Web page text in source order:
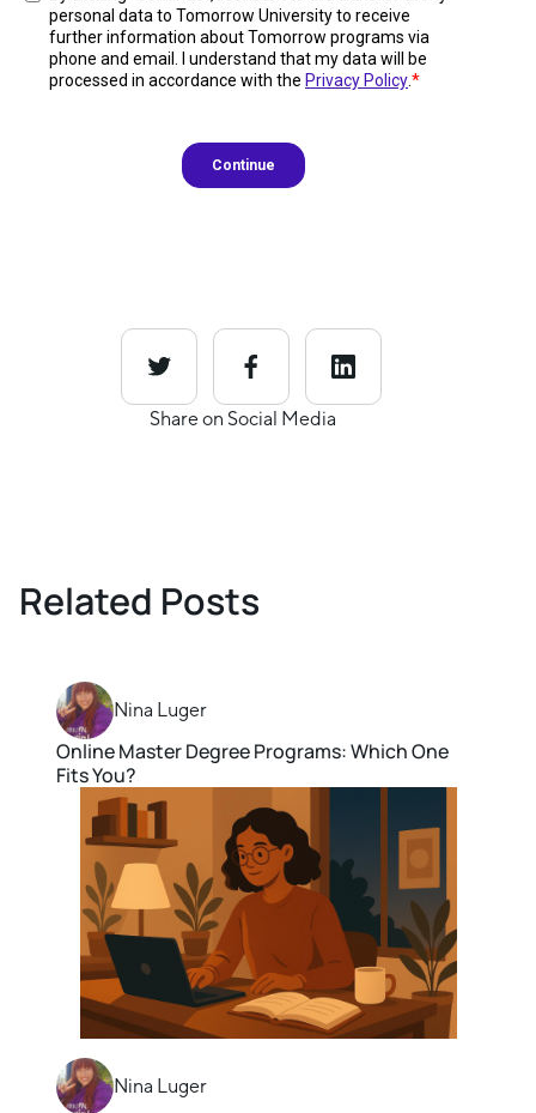
Share on Social Media
Related Posts
Nina Luger
Online Master Degree Programs: Which One
Fits You?
Nina Luger